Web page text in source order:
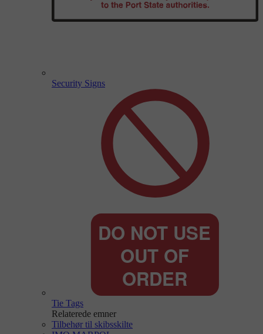
Security Signs
Tie Tags
Relaterede emner
Tilbehør til skibsskilte